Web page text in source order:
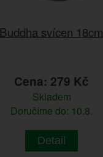
Buddha svícen 18cm
Cena: 279 Kč
Skladem
Doručíme do: 10.8.
Detail